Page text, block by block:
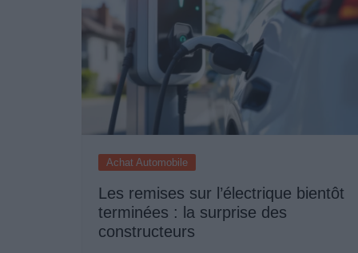
Achat Automobile
Les remises sur l’électrique bientôt
terminées : la surprise des
constructeurs